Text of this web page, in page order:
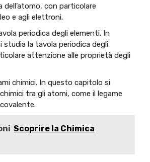
con particolare
e agli elettroni.
periodica degli elementi. In
la tavola periodica degli
attenzione alle proprietà degli
chimici. In questo capitolo si
tra gli atomi, come il legame
Scoprire la Chimica